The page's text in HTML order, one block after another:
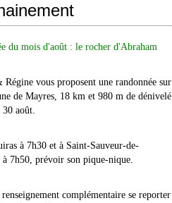
du mois d'août : le rocher d'Abraham
vous proposent une randonnée sur
de Mayres, 18 km et 980 m de dénivelé
août.
à 7h30 et à Saint-Sauveur-de-
7h50, prévoir son pique-nique.
complémentaire se reporter